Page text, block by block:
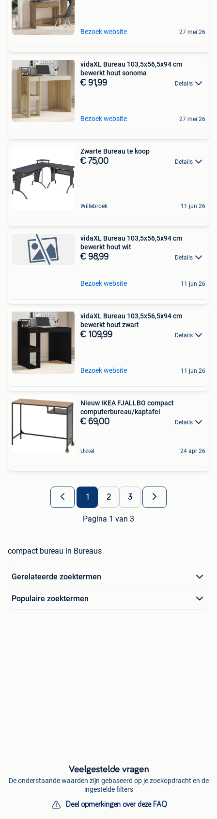
Bezoek website 27 mei 26
vidaXL Bureau 103,5x56,5x94 cm
bewerkt hout sonoma
€ 91,99 Details
Bezoek website 27 mei 26
Zwarte Bureau te koop
€ 75,00 Details
Willebroek 11 jun 26
vidaXL Bureau 103,5x56,5x94 cm
bewerkt hout wit
€ 98,99 Details
Bezoek website 11 jun 26
vidaXL Bureau 103,5x56,5x94 cm
bewerkt hout zwart
€ 109,99 Details
Bezoek website 11 jun 26
Nieuw IKEA FJALLBO compact
computerbureau/kaptafel
€ 69,00 Details
Ukkel 24 apr 26
1 2 3
Pagina 1 van 3
compact bureau in Bureaus
Gerelateerde zoektermen
Populaire zoektermen
Veelgestelde vragen
De onderstaande waarden zijn gebaseerd op je zoekopdracht en de
ingestelde filters
Deel opmerkingen over deze FAQ